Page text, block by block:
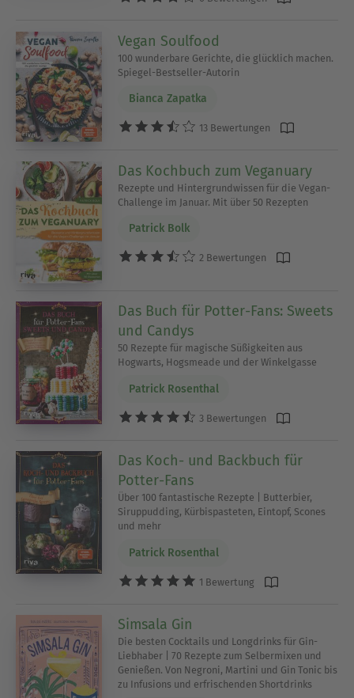
Vegan Soulfood
100 wunderbare Gerichte, die glücklich machen.
Spiegel-Bestseller-Autorin
Bianca Zapatka
13 Bewertungen
Das Kochbuch zum Veganuary
Rezepte und Hintergrundwissen für die Vegan-
Challenge im Januar. Mit über 50 Rezepten
Patrick Bolk
2 Bewertungen
Das Buch für Potter-Fans: Sweets
und Candys
50 Rezepte für magische Süßigkeiten aus
Hogwarts, Hogsmeade und der Winkelgasse
Patrick Rosenthal
3 Bewertungen
Das Koch- und Backbuch für
Potter-Fans
Über 100 fantastische Rezepte | Butterbier,
Siruppudding, Kürbispasteten, Eintopf, Scones
und mehr
Patrick Rosenthal
1 Bewertung
Simsala Gin
Die besten Cocktails und Longdrinks für Gin-
Liebhaber | 70 Rezepte zum Selbermixen und
Genießen. Von Negroni, Martini und Gin Tonic bis
zu Infusions und erfrischenden Shortdrinks